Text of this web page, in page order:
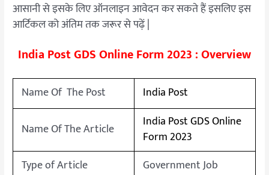
आसानी से इसके लिए ऑनलाइन आवेदन कर सकते हैं इसलिए इस
आर्टिकल को अंतिम तक जरूर से पढ़ें |
India Post GDS Online Form 2023 : Overview
Name Of The Post India Post
Name Of The Article
India Post GDS Online
Form 2023
Type of Article
Government Job